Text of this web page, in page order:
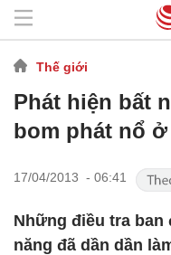
Thế giới
Phát hiện bất
bom phát nổ
17/04/2013 - 06:41
Những điều tra
năng đã dần dần